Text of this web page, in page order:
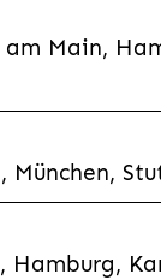
Main,
München,
Hamburg,